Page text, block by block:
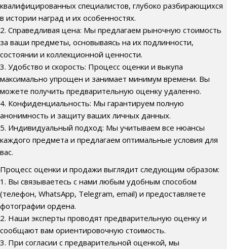
квалифицированных специалистов, глубоко разбирающихся
в истории наград и их особенностях.
2. Справедливая цена: Мы предлагаем рыночную стоимость
за ваши предметы, основываясь на их подлинности,
состоянии и коллекционной ценности.
3. Удобство и скорость: Процесс оценки и выкупа
максимально упрощен и занимает минимум времени. Вы
можете получить предварительную оценку удаленно.
4. Конфиденциальность: Мы гарантируем полную
анонимность и защиту ваших личных данных.
5. Индивидуальный подход: Мы учитываем все нюансы
каждого предмета и предлагаем оптимальные условия для
вас.
Процесс оценки и продажи выглядит следующим образом:
1. Вы связываетесь с нами любым удобным способом
(телефон, WhatsApp, Telegram, email) и предоставляете
фотографии ордена.
2. Наши эксперты проводят предварительную оценку и
сообщают вам ориентировочную стоимость.
3. При согласии с предварительной оценкой, мы